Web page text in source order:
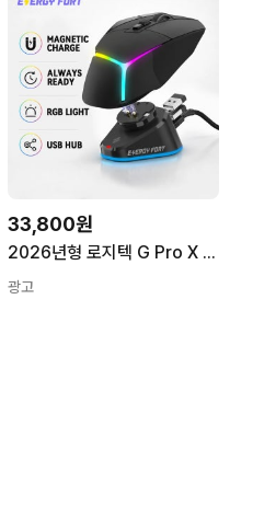
33,800원
2026년형 로지텍 G Pro X Superlight 2/1 G502X Plus G703/903/403용 업그레이드된 마그네틱 마우스 충전 거치대 (충전 LED 포함) 데스크 설치
광고